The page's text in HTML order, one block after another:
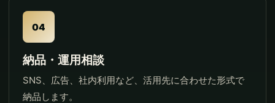
04
納品・運用相談
SNS、広告、社内利用など、活用先に合わせた形式で
納品します。